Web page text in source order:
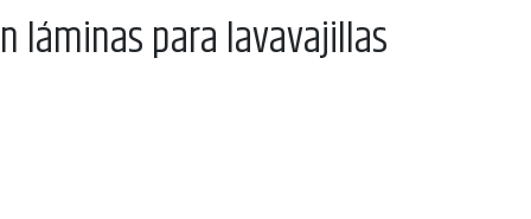
láminas para lavavajillas